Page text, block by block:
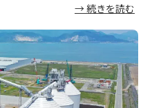
ジェクトファイナンスを
トリー・リスクを含めて
とに加え、決められた期
ければ収益が大幅に減少
にコロナ禍による渡航制
→ 続きを読む